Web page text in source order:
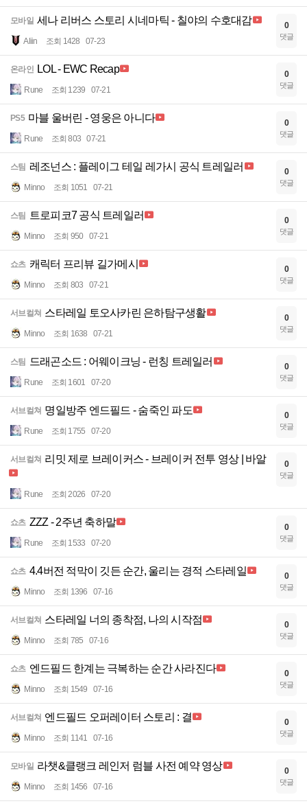
모바일 세나 리버스 스토리 시네마틱 - 칠야의 수호대감
Aliin 조회 1428 07-23
0
댓글
온라인 LOL - EWC Recap
Rune 조회 1239 07-21
0
댓글
PS5 마블 울버린 - 영웅은 아니다
Rune 조회 803 07-21
0
댓글
스팀 레조넌스 : 플레이그 테일 레가시 공식 트레일러
Minno 조회 1051 07-21
0
댓글
스팀 트로피코7 공식 트레일러
Minno 조회 950 07-21
0
댓글
쇼츠 캐릭터 프리뷰 길가메시
Minno 조회 803 07-21
0
댓글
서브컬쳐 스타레일 토오사카린 은하탐구생활
Minno 조회 1638 07-21
0
댓글
스팀 드래곤소드 : 어웨이크닝 - 런칭 트레일러
Rune 조회 1601 07-20
0
댓글
서브컬쳐 명일방주 엔드필드 - 숨죽인 파도
Rune 조회 1755 07-20
0
댓글
서브컬쳐 리밋 제로 브레이커스 - 브레이커 전투 영상 | 바알
Rune 조회 2026 07-20
0
댓글
쇼츠 ZZZ - 2주년 축하말
Rune 조회 1533 07-20
0
댓글
쇼츠 4.4버전 적막이 깃든 순간, 울리는 경적 스타레일
Minno 조회 1396 07-16
0
댓글
서브컬쳐 스타레일 너의 종착점, 나의 시작점
Minno 조회 785 07-16
0
댓글
쇼츠 엔드필드 한계는 극복하는 순간 사라진다
Minno 조회 1549 07-16
0
댓글
서브컬쳐 엔드필드 오퍼레이터 스토리 : 결
Minno 조회 1141 07-16
0
댓글
모바일 라챗&클랭크 레인저 럼블 사전 예약 영상
Minno 조회 1456 07-16
0
댓글